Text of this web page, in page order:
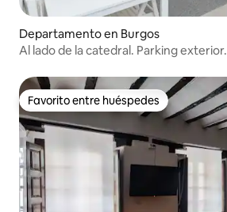
Departamento en Burgos
Al lado de la catedral. Parking exterior.
Favorito entre huéspedes
Favorito entre huéspedes